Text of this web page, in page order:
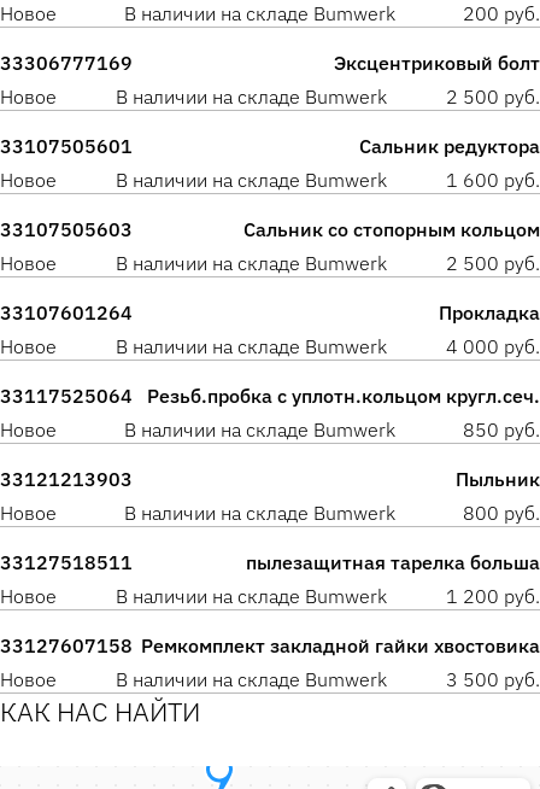
Новое
В наличии на складе Bumwerk 200 руб.
33306777169
Эксцентриковый болт
Новое
В наличии на складе Bumwerk 2 500 руб.
33107505601
Сальник редуктора
Новое
В наличии на складе Bumwerk 1 600 руб.
33107505603
Сальник со стопорным кольцом
Новое
В наличии на складе Bumwerk 2 500 руб.
33107601264
Прокладка
Новое
В наличии на складе Bumwerk 4 000 руб.
33117525064
Резьб.пробка с уплотн.кольцом кругл.сеч.
Новое
В наличии на складе Bumwerk 850 руб.
33121213903
Пыльник
Новое
В наличии на складе Bumwerk 800 руб.
33127518511
пылезащитная тарелка больша
Новое
В наличии на складе Bumwerk 1 200 руб.
33127607158 Ремкомплект закладной гайки хвостовика
Новое
В наличии на складе Bumwerk 3 500 руб.
КАК НАС НАЙТИ